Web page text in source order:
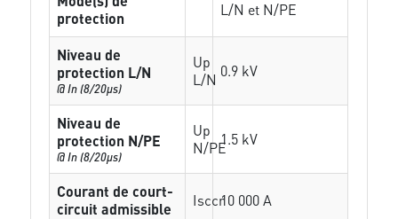
protection
L/N et N/PE
Niveau de
protection L/N
@ In (8/20µs)
Up
L/N 0.9 kV
Niveau de
protection N/PE
@ In (8/20µs)
Up
N/PE1.5 kV
Courant de court-
circuit admissible
Isccr10 000 A